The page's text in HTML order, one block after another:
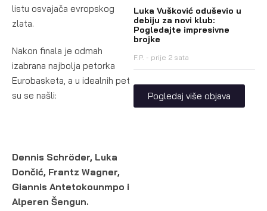
listu osvajača evropskog
zlata.
Nakon finala je odmah
izabrana najbolja petorka
Eurobasketa, a u idealnih pet
su se našli:
Dennis Schröder, Luka
Dončić, Frantz Wagner,
Giannis Antetokounmpo i
Alperen Šengun.
Luka Vušković oduševio u
debiju za novi klub:
Pogledajte impresivne
brojke
F.P. prije 2 sata
Pogledaj više objava